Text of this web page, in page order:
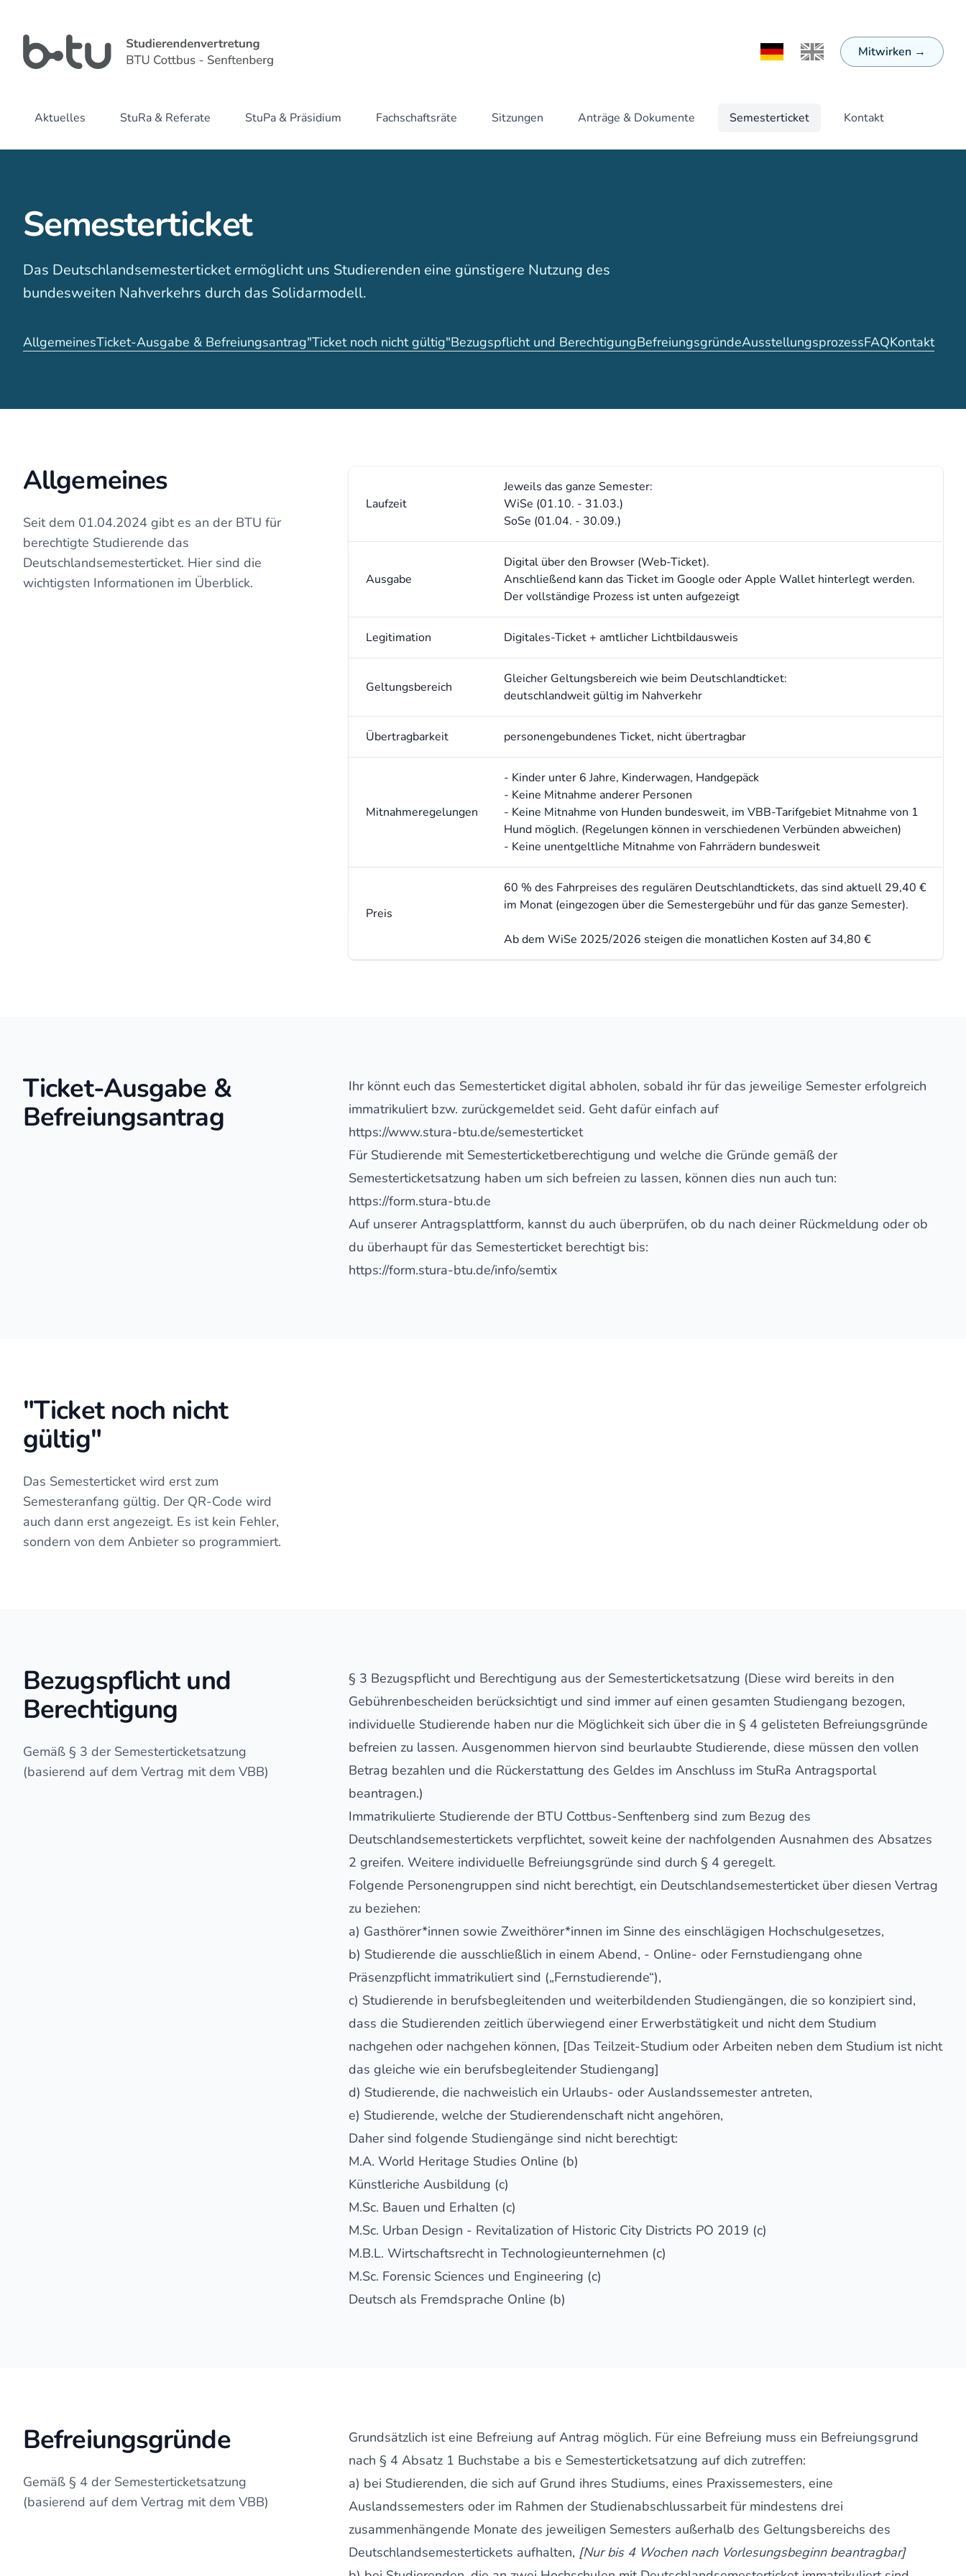
Ändere Sprache zu Deutsch
Switch Language to English
Mitwirken →
Aktuelles StuRa & Referate StuPa & Präsidium Fachschaftsräte Sitzungen Anträge & Dokumente Semesterticket Kontakt
Semesterticket
Das Deutschlandsemesterticket ermöglicht uns Studierenden eine günstigere Nutzung des
bundesweiten Nahverkehrs durch das Solidarmodell.
AllgemeinesTicket-Ausgabe & Befreiungsantrag"Ticket noch nicht gültig"Bezugspflicht und BerechtigungBefreiungsgründeAusstellungsprozessFAQKontakt
Allgemeines
Seit dem 01.04.2024 gibt es an der BTU für
berechtigte Studierende das
Deutschlandsemesterticket. Hier sind die
wichtigsten Informationen im Überblick.
Laufzeit
Jeweils das ganze Semester:
WiSe (01.10. - 31.03.)
SoSe (01.04. - 30.09.)
Ausgabe
Digital über den Browser (Web-Ticket).
Anschließend kann das Ticket im Google oder Apple Wallet hinterlegt werden.
Der vollständige Prozess ist unten aufgezeigt
Legitimation Digitales-Ticket + amtlicher Lichtbildausweis
Geltungsbereich
Gleicher Geltungsbereich wie beim Deutschlandticket:
deutschlandweit gültig im Nahverkehr
Übertragbarkeit personengebundenes Ticket, nicht übertragbar
Mitnahmeregelungen
- Kinder unter 6 Jahre, Kinderwagen, Handgepäck
- Keine Mitnahme anderer Personen
- Keine Mitnahme von Hunden bundesweit, im VBB-Tarifgebiet Mitnahme von 1
Hund möglich. (Regelungen können in verschiedenen Verbünden abweichen)
- Keine unentgeltliche Mitnahme von Fahrrädern bundesweit
Preis
60 % des Fahrpreises des regulären Deutschlandtickets, das sind aktuell 29,40 €
im Monat (eingezogen über die Semestergebühr und für das ganze Semester).
Ab dem WiSe 2025/2026 steigen die monatlichen Kosten auf 34,80 €
Ticket-Ausgabe &
Befreiungsantrag
Ihr könnt euch das Semesterticket digital abholen, sobald ihr für das jeweilige Semester erfolgreich
immatrikuliert bzw. zurückgemeldet seid. Geht dafür einfach auf
https://www.stura-btu.de/semesterticket
Für Studierende mit Semesterticketberechtigung und welche die Gründe gemäß der
Semesterticketsatzung haben um sich befreien zu lassen, können dies nun auch tun:
https://form.stura-btu.de
Auf unserer Antragsplattform, kannst du auch überprüfen, ob du nach deiner Rückmeldung oder ob
du überhaupt für das Semesterticket berechtigt bis:
https://form.stura-btu.de/info/semtix
"Ticket noch nicht
gültig"
Das Semesterticket wird erst zum
Semesteranfang gültig. Der QR-Code wird
auch dann erst angezeigt. Es ist kein Fehler,
sondern von dem Anbieter so programmiert.
Bezugspflicht und
Berechtigung
Gemäß § 3 der Semesterticketsatzung
(basierend auf dem Vertrag mit dem VBB)
§ 3 Bezugspflicht und Berechtigung aus der Semesterticketsatzung (Diese wird bereits in den
Gebührenbescheiden berücksichtigt und sind immer auf einen gesamten Studiengang bezogen,
individuelle Studierende haben nur die Möglichkeit sich über die in § 4 gelisteten Befreiungsgründe
befreien zu lassen. Ausgenommen hiervon sind beurlaubte Studierende, diese müssen den vollen
Betrag bezahlen und die Rückerstattung des Geldes im Anschluss im StuRa Antragsportal
beantragen.)
Immatrikulierte Studierende der BTU Cottbus-Senftenberg sind zum Bezug des
Deutschlandsemestertickets verpflichtet, soweit keine der nachfolgenden Ausnahmen des Absatzes
2 greifen. Weitere individuelle Befreiungsgründe sind durch § 4 geregelt.
Folgende Personengruppen sind nicht berechtigt, ein Deutschlandsemesterticket über diesen Vertrag
zu beziehen:
a) Gasthörer*innen sowie Zweithörer*innen im Sinne des einschlägigen Hochschulgesetzes,
b) Studierende die ausschließlich in einem Abend, - Online- oder Fernstudiengang ohne
Präsenzpflicht immatrikuliert sind („Fernstudierende“),
c) Studierende in berufsbegleitenden und weiterbildenden Studiengängen, die so konzipiert sind,
dass die Studierenden zeitlich überwiegend einer Erwerbstätigkeit und nicht dem Studium
nachgehen oder nachgehen können, [Das Teilzeit-Studium oder Arbeiten neben dem Studium ist nicht
das gleiche wie ein berufsbegleitender Studiengang]
d) Studierende, die nachweislich ein Urlaubs- oder Auslandssemester antreten,
e) Studierende, welche der Studierendenschaft nicht angehören,
Daher sind folgende Studiengänge sind nicht berechtigt:
M.A. World Heritage Studies Online (b)
Künstleriche Ausbildung (c)
M.Sc. Bauen und Erhalten (c)
M.Sc. Urban Design - Revitalization of Historic City Districts PO 2019 (c)
M.B.L. Wirtschaftsrecht in Technologieunternehmen (c)
M.Sc. Forensic Sciences und Engineering (c)
Deutsch als Fremdsprache Online (b)
Befreiungsgründe
Gemäß § 4 der Semesterticketsatzung
(basierend auf dem Vertrag mit dem VBB)
Grundsätzlich ist eine Befreiung auf Antrag möglich. Für eine Befreiung muss ein Befreiungsgrund
nach § 4 Absatz 1 Buchstabe a bis e Semesterticketsatzung auf dich zutreffen:
a) bei Studierenden, die sich auf Grund ihres Studiums, eines Praxissemesters, eine
Auslandssemesters oder im Rahmen der Studienabschlussarbeit für mindestens drei
zusammenhängende Monate des jeweiligen Semesters außerhalb des Geltungsbereichs des
Deutschlandsemestertickets aufhalten, [Nur bis 4 Wochen nach Vorlesungsbeginn beantragbar]